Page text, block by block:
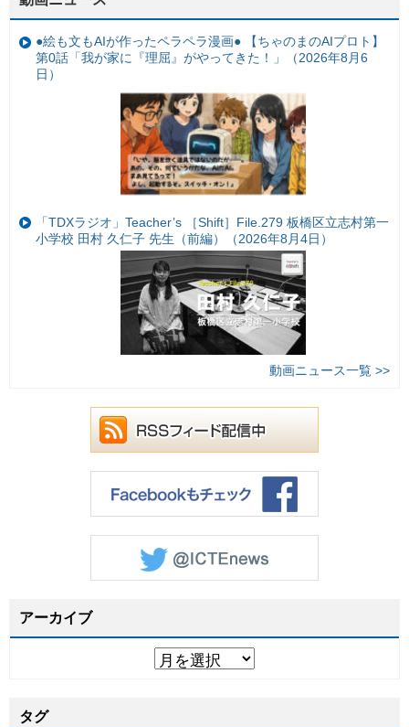
●絵も文もAIが作ったペラペラ漫画● 【ちゃのまのAIプロト】
第0話「我が家に『理屈』がやってきた！」（2026年8月6
日）
「TDXラジオ」Teacher’s ［Shift］File.279 板橋区立志村第一
小学校 田村 久仁子 先生（前編）（2026年8月4日）
動画ニュース一覧 >>
アーカイブ
タグ